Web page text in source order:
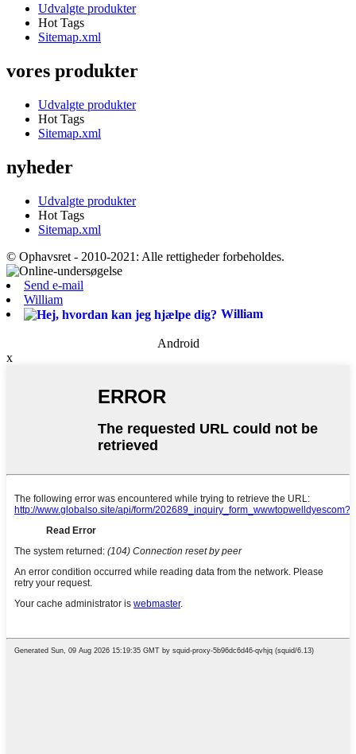
Udvalgte produkter
Hot Tags
Sitemap.xml
vores produkter
Udvalgte produkter
Hot Tags
Sitemap.xml
nyheder
Udvalgte produkter
Hot Tags
Sitemap.xml
© Ophavsret - 2010-2021: Alle rettigheder forbeholdes.
Send e-mail
William
William
Android
x